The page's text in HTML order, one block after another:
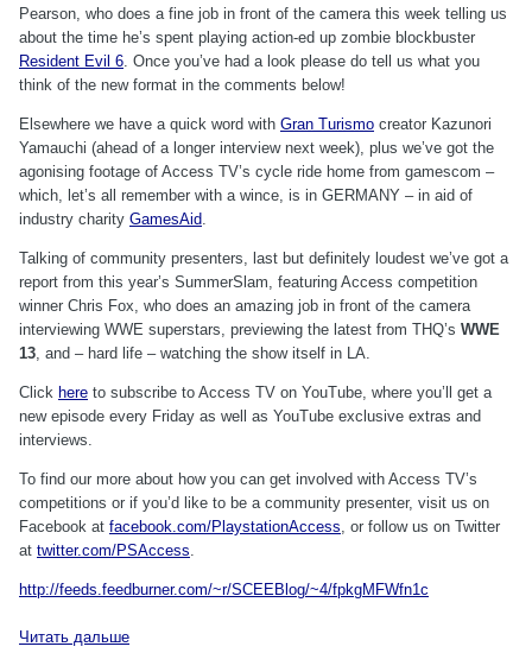
Pearson, who does a fine job in front of the camera this week telling us
about the time he’s spent playing action-ed up zombie blockbuster
Resident Evil 6 . Once you’ve had a look please do tell us what you
think of the new format in the comments below!
Elsewhere we have a quick word with Gran Turismo creator Kazunori
Yamauchi (ahead of a longer interview next week), plus we’ve got the
agonising footage of Access TV’s cycle ride home from gamescom –
which, let’s all remember with a wince, is in GERMANY – in aid of
industry charity GamesAid
Talking of community presenters, last but definitely loudest we’ve got a
report from this year’s SummerSlam, featuring Access competition
winner Chris Fox, who does an amazing job in front of the camera
interviewing WWE superstars, previewing the latest from THQ’s WWE
13 , and – hard life – watching the show itself in LA.
Click here to subscribe to Access TV on YouTube, where you’ll get a
new episode every Friday as well as YouTube exclusive extras and
interviews.
To find our more about how you can get involved with Access TV’s
competitions or if you’d like to be a community presenter, visit us on
Facebook at facebook.com/PlaystationAccess , or follow us on Twitter
at twitter.com/PSAccess
http://feeds.feedburner.com/~r/SCEEBlog/~4/fpkgMFWfn1c
Читать дальше